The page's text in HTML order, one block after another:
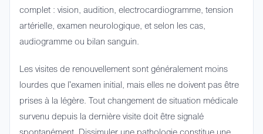
complet : vision, audition, electrocardiogramme, tension
artérielle, examen neurologique, et selon les cas,
audiogramme ou bilan sanguin.
Les visites de renouvellement sont généralement moins
lourdes que l'examen initial, mais elles ne doivent pas être
prises à la légère. Tout changement de situation médicale
survenu depuis la dernière visite doit être signalé